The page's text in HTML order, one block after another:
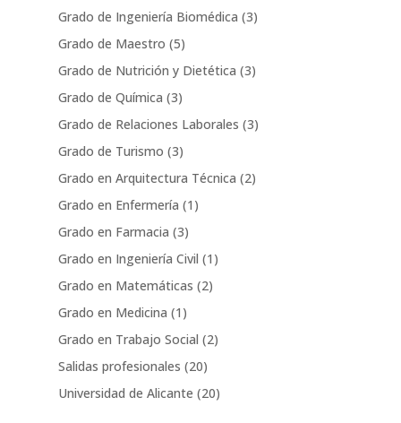
Grado de Ingeniería Biomédica (3)
Grado de Maestro (5)
Grado de Nutrición y Dietética (3)
Grado de Química (3)
Grado de Relaciones Laborales (3)
Grado de Turismo (3)
Grado en Arquitectura Técnica (2)
Grado en Enfermería (1)
Grado en Farmacia (3)
Grado en Ingeniería Civil (1)
Grado en Matemáticas (2)
Grado en Medicina (1)
Grado en Trabajo Social (2)
Salidas profesionales (20)
Universidad de Alicante (20)